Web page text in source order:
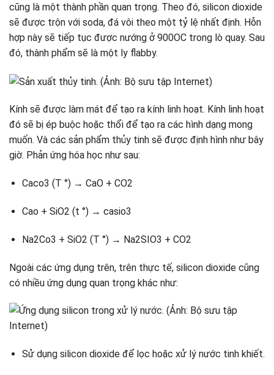
cũng là một thành phần quan trọng. Theo đó, silicon dioxide
sẽ được trộn với soda, đá vôi theo một tỷ lệ nhất định. Hỗn
hợp này sẽ tiếp tục được nướng ở 900OC trong lò quay. Sau
đó, thành phẩm sẽ là một ly flabby.
Kính sẽ được làm mát để tạo ra kính linh hoạt. Kính linh hoạt
đó sẽ bị ép buộc hoặc thổi để tạo ra các hình dạng mong
muốn. Và các sản phẩm thủy tinh sẽ được định hình như bây
giờ. Phản ứng hóa học như sau:
Caco3 (T °) → CaO + CO2
Cao + SiO2 (t °) → casio3
Na2Co3 + SiO2 (T °) → Na2SIO3 + CO2
Ngoài các ứng dụng trên, trên thực tế, silicon dioxide cũng
có nhiều ứng dụng quan trọng khác như:
Sử dụng silicon dioxide để lọc hoặc xử lý nước tinh khiết.